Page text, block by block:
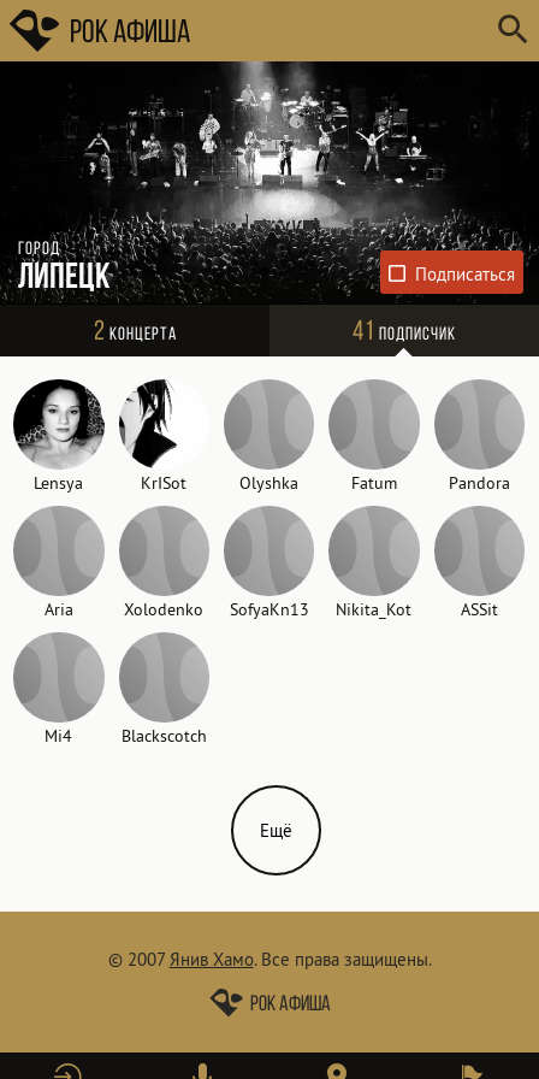
Рок Афиша
Город
Липецк
2 Концерта 41 Подписчик
Lensya KrISot Olyshka Fatum Pandora
Aria Xolodenko SofyaKn13 Nikita_Kot ASSit
Mi4 Blackscotch
Ещё
© 2007 Янив Хамо. Все права защищены.
Рок афиша